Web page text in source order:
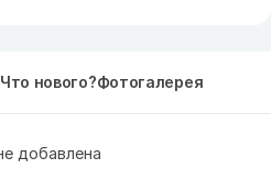
Что нового?Фотогалерея
добавлена